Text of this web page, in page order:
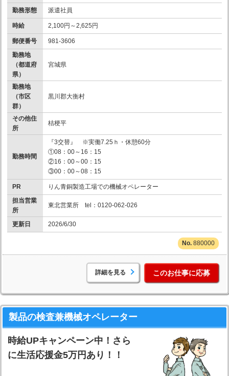
勤務形態 派遣社員
時給 2,100円～2,625円
郵便番号
981-3606
勤務地
（都道府
県）
宮城県
勤務地
（市区
群）
黒川郡大衡村
その他住
所
桔梗平
勤務時間
『3交替』 ※実働7.25ｈ・休憩60分
①08：00～16：15
②16：00～00：15
③00：00～08：15
PR
りん青銅製造工場での機械オペレーター
担当営業
所
東北営業所 tel：0120-062-026
更新日 2026/6/30
880000
詳細を見る このお仕事に応募
製品の検査兼機械オペレーター
時給UPキャンペーン中！さら
に生活応援金5万円あり！！